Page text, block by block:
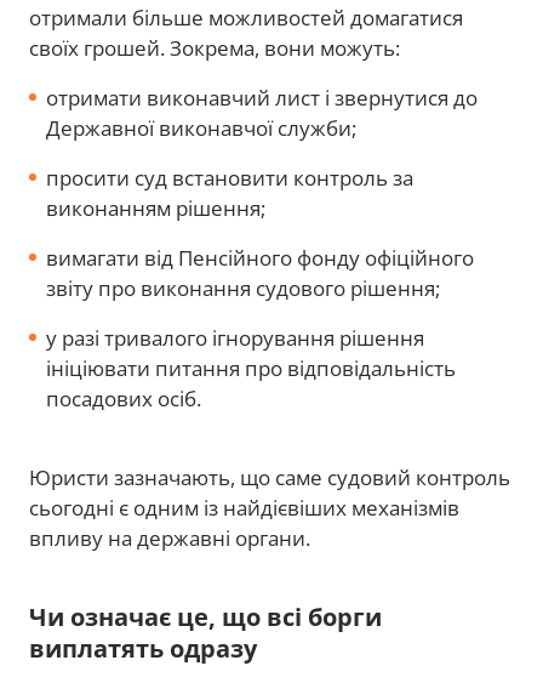
отримали більше можливостей домагатися
своїх грошей. Зокрема, вони можуть:
отримати виконавчий лист і звернутися до
Державної виконавчої служби;
просити суд встановити контроль за
виконанням рішення;
вимагати від Пенсійного фонду офіційного
звіту про виконання судового рішення;
у разі тривалого ігнорування рішення
ініціювати питання про відповідальність
посадових осіб.
Юристи зазначають, що саме судовий контроль
сьогодні є одним із найдієвіших механізмів
впливу на державні органи.
Чи означає це, що всі борги
виплатять одразу